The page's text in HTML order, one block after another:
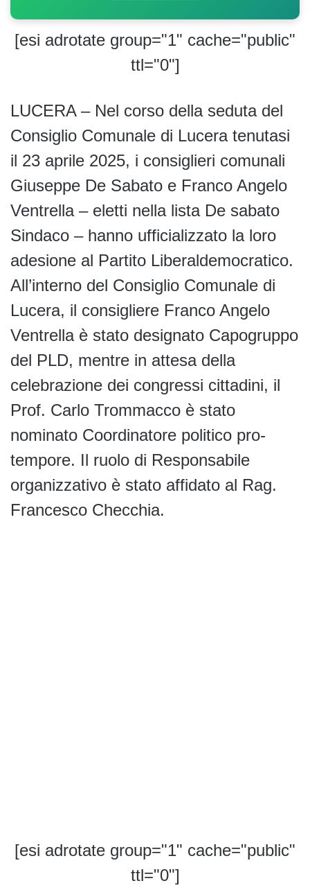
[esi adrotate group="1" cache="public"
ttl="0"]
LUCERA – Nel corso della seduta del
Consiglio Comunale di Lucera tenutasi
il 23 aprile 2025, i consiglieri comunali
Giuseppe De Sabato e Franco Angelo
Ventrella – eletti nella lista De sabato
Sindaco – hanno ufficializzato la loro
adesione al Partito Liberaldemocratico.
All’interno del Consiglio Comunale di
Lucera, il consigliere Franco Angelo
Ventrella è stato designato Capogruppo
del PLD, mentre in attesa della
celebrazione dei congressi cittadini, il
Prof. Carlo Trommacco è stato
nominato Coordinatore politico pro-
tempore. Il ruolo di Responsabile
organizzativo è stato affidato al Rag.
Francesco Checchia.
[esi adrotate group="1" cache="public"
ttl="0"]